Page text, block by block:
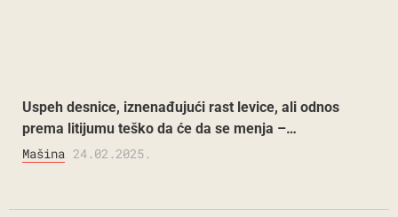
Uspeh desnice, iznenađujući rast levice, ali odnos
prema litijumu teško da će da se menja –…
Mašina 24.02.2025.